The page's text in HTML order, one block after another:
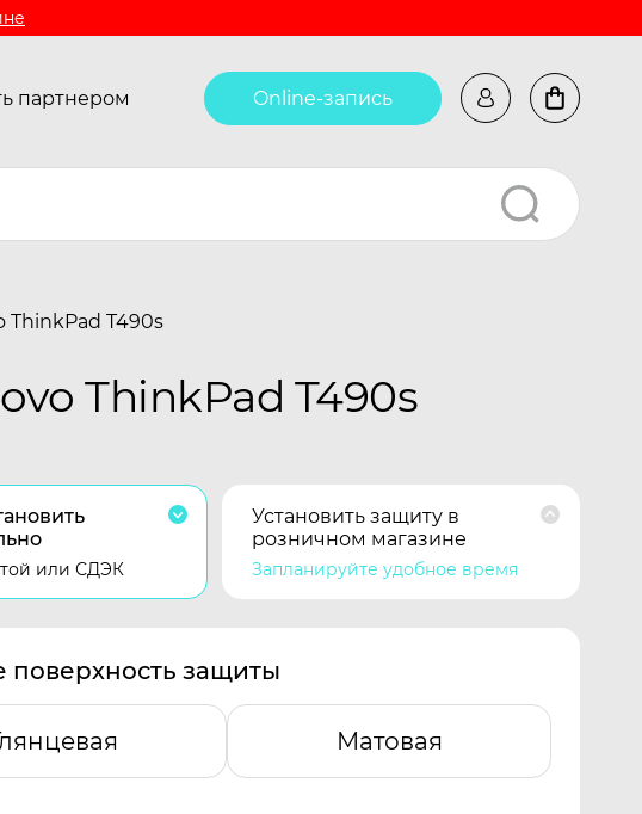
партнером Online-запись
T490s
ThinkPad T490s
или СДЭК
Установить защиту в
розничном магазине
Запланируйте удобное время
поверхность защиты
Матовая